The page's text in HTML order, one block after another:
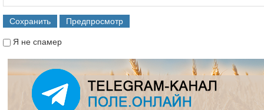
Я не спамер